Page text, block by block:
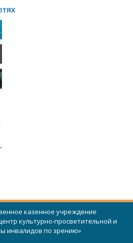
казенное учреждение
культурно-просветительной и
инвалидов по зрению»